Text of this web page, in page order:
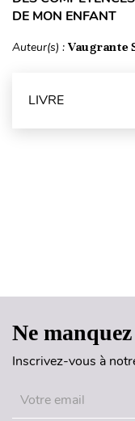
DE MON ENFANT
Auteur(s) : Vaugrante
LIVRE
Ne
Inscrivez-vous à